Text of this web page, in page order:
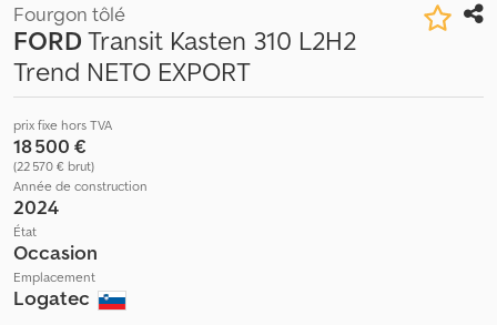
Fourgon tôlé
FORDTransit Kasten 310 L2H2
Trend NETO EXPORT
prix fixe hors TVA
18 500 €
(22 570 € brut)
Année de construction
2024
État
Occasion
Emplacement
Logatec